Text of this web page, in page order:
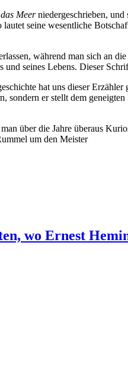
Meerniedergeschrieben, und
lautet seine wesentliche
während man sich an
und seines Lebens. Dieser
hat uns dieser Erzähler
sondern er stellt dem
über die Jahre überaus
um den Meister
wo Ernest